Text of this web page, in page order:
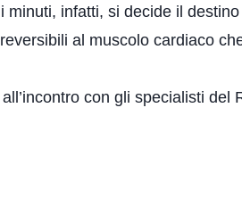
minuti, infatti, si decide il
al muscolo cardiaco
con gli specialisti